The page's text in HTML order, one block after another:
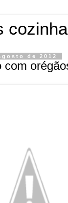
de 2012
com